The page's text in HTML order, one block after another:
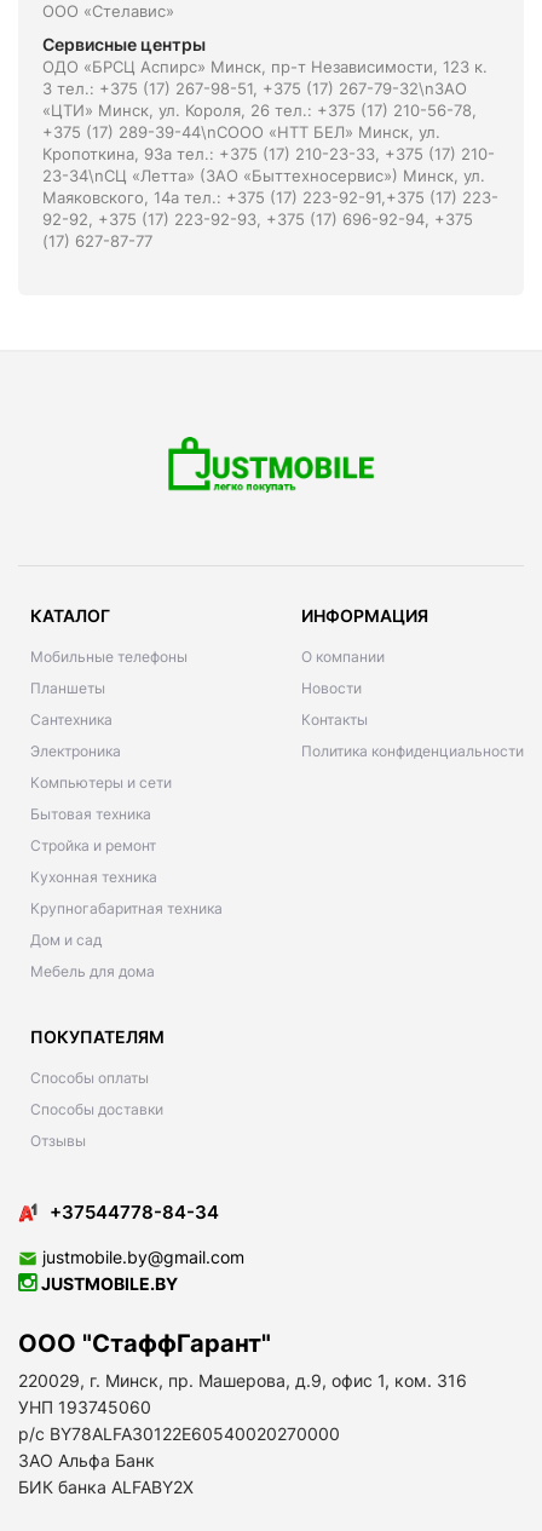
ООО «Стелавис»
Сервисные центры
ОДО «БРСЦ Аспирс» Минск, пр-т Независимости, 123 к.
3 тел.: +375 (17) 267-98-51, +375 (17) 267-79-32\nЗАО
«ЦТИ» Минск, ул. Короля, 26 тел.: +375 (17) 210-56-78,
+375 (17) 289-39-44\nСООО «НТТ БЕЛ» Минск, ул.
Кропоткина, 93а тел.: +375 (17) 210-23-33, +375 (17) 210-
23-34\nСЦ «Летта» (ЗАО «Быттехносервис») Минск, ул.
Маяковского, 14а тел.: +375 (17) 223-92-91,+375 (17) 223-
92-92, +375 (17) 223-92-93, +375 (17) 696-92-94, +375
(17) 627-87-77
КАТАЛОГ
Мобильные телефоны
Планшеты
Сантехника
Электроника
Компьютеры и сети
Бытовая техника
Стройка и ремонт
Кухонная техника
Крупногабаритная техника
Дом и сад
Мебель для дома
ИНФОРМАЦИЯ
О компании
Новости
Контакты
Политика конфиденциальности
ПОКУПАТЕЛЯМ
Способы оплаты
Способы доставки
Отзывы
+37544778-84-34
justmobile.by@gmail.com
JUSTMOBILE.BY
ООО "СтаффГарант"
220029, г. Минск, пр. Машерова, д.9, офис 1, ком. 316
УНП 193745060
р/с BY78ALFA30122E60540020270000
ЗАО Альфа Банк
БИК банка ALFABY2X